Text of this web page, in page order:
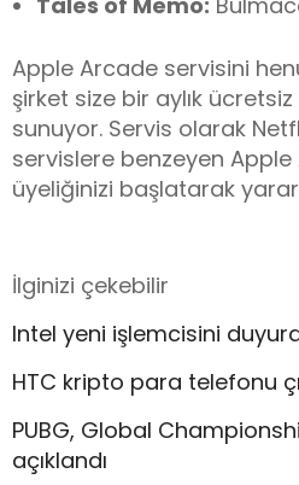
Apple Arcade servisini
şirket size bir aylık
sunuyor. Servis olarak
servislere benzeyen
üyeliğinizi başlatarak
İlginizi çekebilir
Intel yeni işlemcisini
HTC kripto para telefonu
PUBG, Global
açıklandı